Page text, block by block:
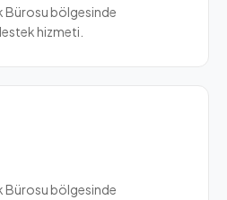
Bürosu bölgesinde
hizmeti.
Bürosu bölgesinde